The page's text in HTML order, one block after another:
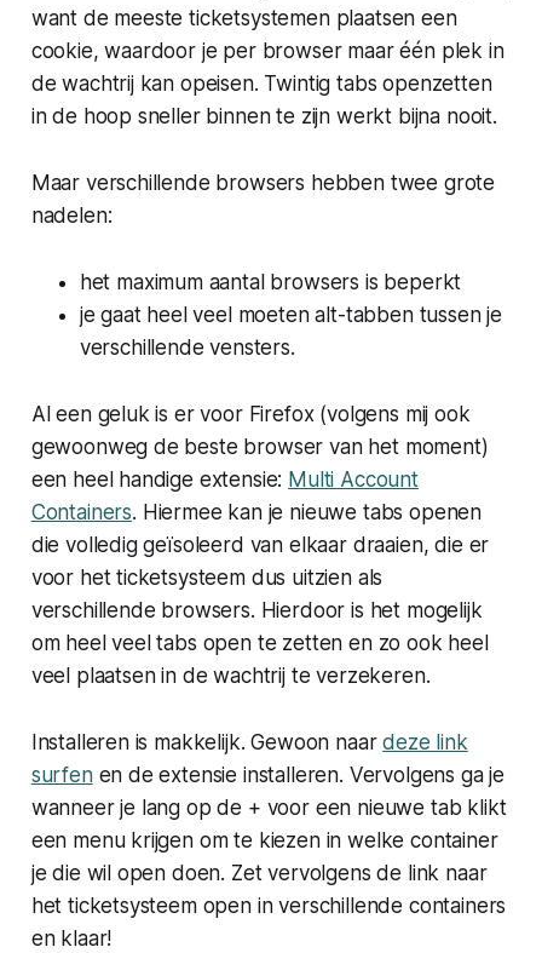
want de meeste ticketsystemen plaatsen een
cookie, waardoor je per browser maar één plek in
de wachtrij kan opeisen. Twintig tabs openzetten
in de hoop sneller binnen te zijn werkt bijna nooit.
Maar verschillende browsers hebben twee grote
nadelen:
het maximum aantal browsers is beperkt
je gaat heel veel moeten alt-tabben tussen je
verschillende vensters.
Al een geluk is er voor Firefox (volgens mij ook
gewoonweg de beste browser van het moment)
een heel handige extensie: Multi Account
Containers. Hiermee kan je nieuwe tabs openen
die volledig geïsoleerd van elkaar draaien, die er
voor het ticketsysteem dus uitzien als
verschillende browsers. Hierdoor is het mogelijk
om heel veel tabs open te zetten en zo ook heel
veel plaatsen in de wachtrij te verzekeren.
Installeren is makkelijk. Gewoon naardeze link
surfenen de extensie installeren. Vervolgens ga je
wanneer je lang op de + voor een nieuwe tab klikt
een menu krijgen om te kiezen in welke container
je die wil open doen. Zet vervolgens de link naar
het ticketsysteem open in verschillende containers
en klaar!